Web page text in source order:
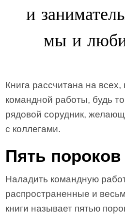
и
мы и
Книга рассчитана на
командной работы, будь
рядовой сорудник,
с коллегами.
Пять
Наладить командную
распространенные и
книги называет пятью